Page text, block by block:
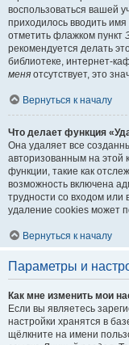
воспользоваться вашей
приходилось вводить
отметить флажком пункт
рекомендуется делать
библиотеке, интернет-
меня отсутствует, это
Вернуться к началу
Что делает функция
Она удаляет все
авторизованным на этой
функции, такие как
возможность включена
трудности со входом
удаление cookies может
Вернуться к началу
Параметры и
Как мне изменить мои
Если вы являетесь
настройки хранятся в
щёлкните на имени